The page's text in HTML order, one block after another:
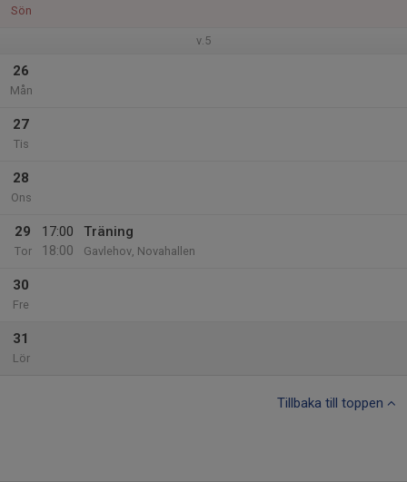
Sön
v.5
26
Mån
27
Tis
28
Ons
29
Tor
17:00
18:00
Träning
Gavlehov, Novahallen
30
Fre
31
Lör
Tillbaka till toppen